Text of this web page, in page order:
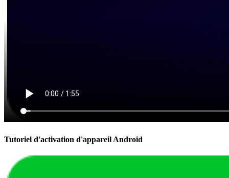
Tutoriel d'activation d'appareil Android